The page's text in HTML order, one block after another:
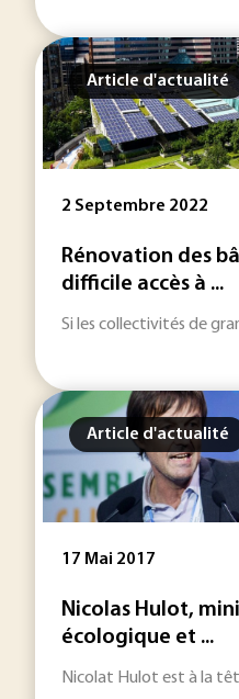
Article d'actualité
2 Septembre 2022
Rénovation des
difficile accès à ...
Si les collectivités de
Article d'actualité
17 Mai 2017
Nicolas Hulot,
écologique et ...
Nicolat Hulot est à la